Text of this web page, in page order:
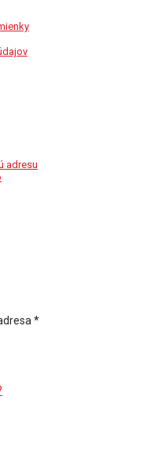
adresu
*Povinné